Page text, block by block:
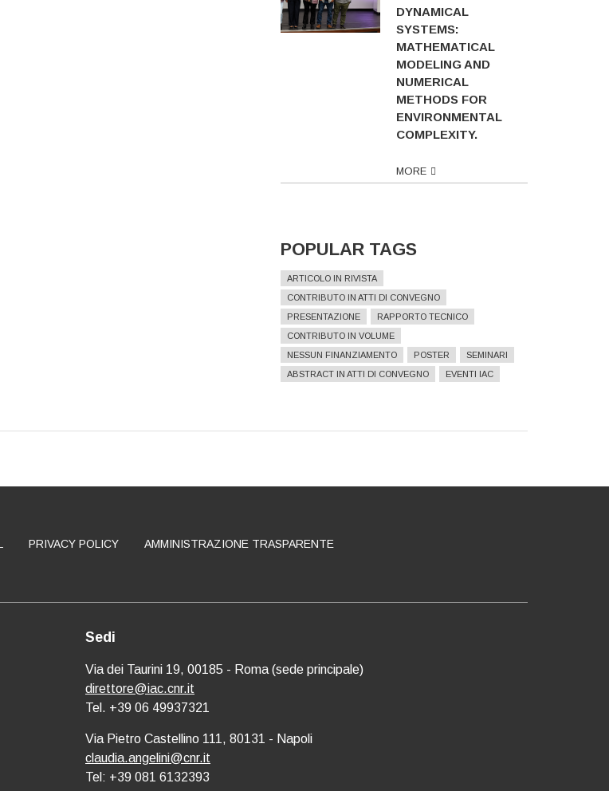
DYNAMICAL
SYSTEMS:
MATHEMATICAL
MODELING AND
NUMERICAL
METHODS FOR
ENVIRONMENTAL
COMPLEXITY.
MORE
POPULAR TAGS
ARTICOLO IN RIVISTA
CONTRIBUTO IN ATTI DI CONVEGNO
PRESENTAZIONE
RAPPORTO TECNICO
CONTRIBUTO IN VOLUME
NESSUN FINANZIAMENTO
POSTER
SEMINARI
ABSTRACT IN ATTI DI CONVEGNO
EVENTI IAC
PRIVACY POLICY AMMINISTRAZIONE TRASPARENTE
Sedi
Via dei Taurini 19, 00185 - Roma (sede principale)
direttore@iac.cnr.it
Tel. +39 06 49937321
Via Pietro Castellino 111, 80131 - Napoli
claudia.angelini@cnr.it
Tel: +39 081 6132393